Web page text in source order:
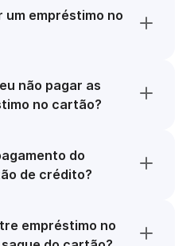
um empréstimo no
não pagar as
no cartão?
do
de crédito?
empréstimo no